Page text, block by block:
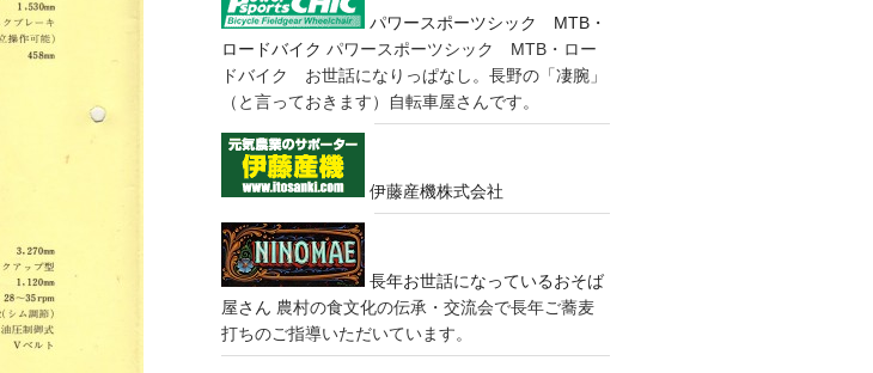
パワースポーツシック MTB・
ロードバイク パワースポーツシック MTB・ロー
ドバイク お世話になりっぱなし。長野の「凄腕」
（と言っておきます）自転車屋さんです。
伊藤産機株式会社
長年お世話になっているおそば
屋さん 農村の食文化の伝承・交流会で長年ご蕎麦
打ちのご指導いただいています。